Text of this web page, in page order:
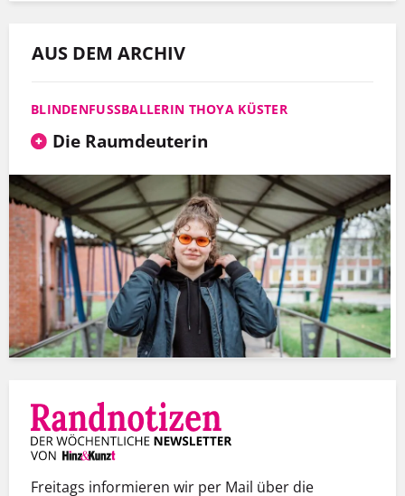
AUS DEM ARCHIV
BLINDENFUSSBALLERIN THOYA KÜSTER
Die Raumdeuterin
Freitags informieren wir per Mail über die